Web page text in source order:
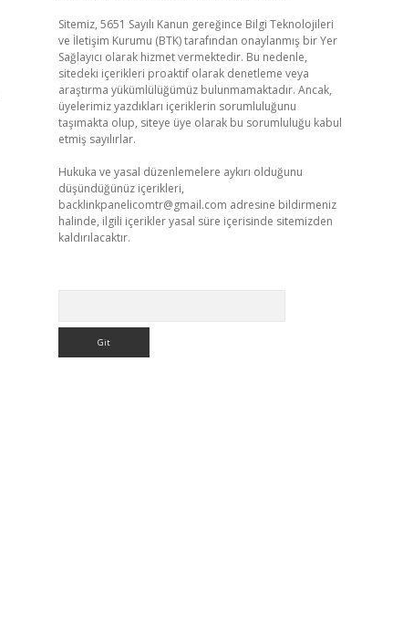
Sitemiz, 5651 Sayılı Kanun gereğince Bilgi Teknolojileri
ve İletişim Kurumu (BTK) tarafından onaylanmış bir Yer
Sağlayıcı olarak hizmet vermektedir. Bu nedenle,
sitedeki içerikleri proaktif olarak denetleme veya
araştırma yükümlülüğümüz bulunmamaktadır. Ancak,
üyelerimiz yazdıkları içeriklerin sorumluluğunu
taşımakta olup, siteye üye olarak bu sorumluluğu kabul
etmiş sayılırlar.
Hukuka ve yasal düzenlemelere aykırı olduğunu
düşündüğünüz içerikleri,
backlinkpanelicomtr@gmail.com adresine bildirmeniz
halinde, ilgili içerikler yasal süre içerisinde sitemizden
kaldırılacaktır.